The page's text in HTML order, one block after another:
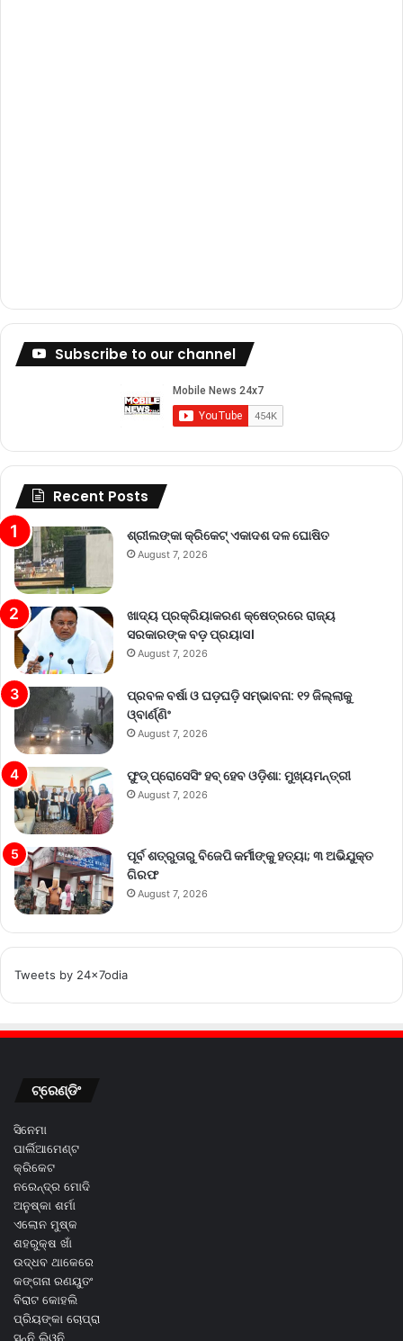
Subscribe to our channel
Recent Posts
ଶ୍ରୀଲଙ୍କା କ୍ରିକେଟ୍‌ ଏକାଦଶ ଦଳ ଘୋଷିତ
August 7, 2026
ଖାଦ୍ୟ ପ୍ରକ୍ରିୟାକରଣ କ୍ଷେତ୍ରରେ ରାଜ୍ୟ
ସରକାରଙ୍କ ବଡ଼ ପ୍ରୟାସ।
August 7, 2026
ପ୍ରବଳ ବର୍ଷା ଓ ଘଡ଼ଘଡ଼ି ସମ୍ଭାବନା: ୧୨ ଜିଲ୍ଲାକୁ
ଓ୍ବାର୍ଣ୍ଣିଂ
August 7, 2026
ଫୁଡ୍ ପ୍ରୋସେସିଂ ହବ୍ ହେବ ଓଡ଼ିଶା: ମୁଖ୍ୟମନ୍ତ୍ରୀ
August 7, 2026
ପୂର୍ବ ଶତ୍ରୁତାରୁ ବିଜେପି କର୍ମୀଙ୍କୁ ହତ୍ୟା; ୩ ଅଭିଯୁକ୍ତ
ଗିରଫ
August 7, 2026
Tweets by 24x7odia
ଟ୍ରେଣ୍ଡିଂ
ସିନେମା
ପାର୍ଲିଆମେଣ୍ଟ
କ୍ରିକେଟ
ନରେନ୍ଦ୍ର ମୋଦି
ଅନୁଷ୍କା ଶର୍ମା
ଏଲୋନ ମୁଷ୍କ
ଶହରୁକ୍ଷ ଖାଁ
ଉଦ୍ଧବ ଥାକେରେ
କଙ୍ଗନା ରଣୟୁତଂ
ବିରାଟ କୋହଲି
ପ୍ରିୟଙ୍କା ଚୋପ୍ରା
ସୁନ୍ନି ଲିଓନି